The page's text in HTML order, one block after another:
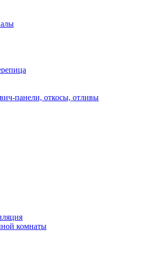
панели, откосы, отливы
комнаты